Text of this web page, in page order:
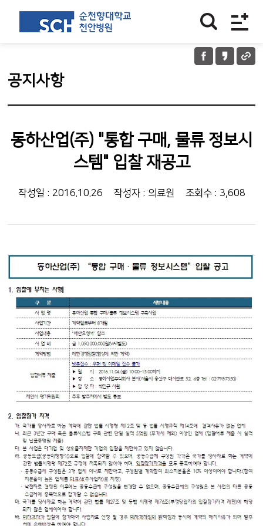
공지사항
동하산업(주) "통합 구매, 물류 정보시
스템" 입찰 재공고
작성일 : 2016.10.26 작성자 : 의료원 조회수 : 3,608